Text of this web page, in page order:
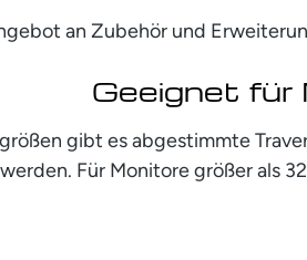
an Zubehör und
Geeignet für
gibt es abgestimmte
werden. Für Monitore größer als